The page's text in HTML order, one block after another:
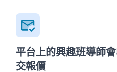
平台上的興趣班導師
交報價